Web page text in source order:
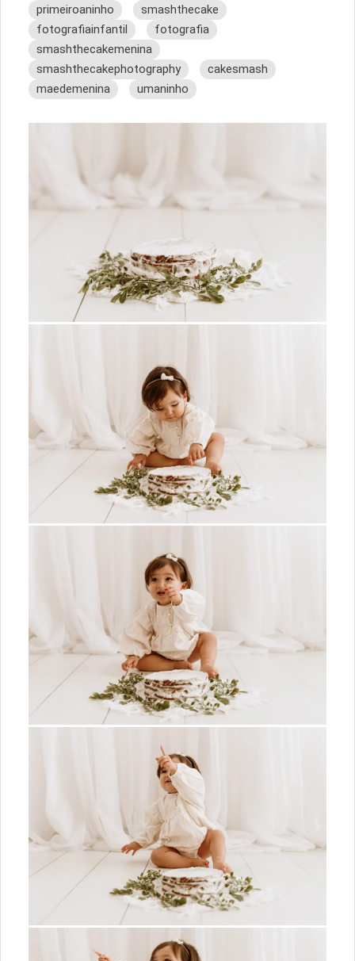
primeiroaninho
smashthecake
fotografiainfantil
fotografia
smashthecakemenina
smashthecakephotography
cakesmash
maedemenina
umaninho